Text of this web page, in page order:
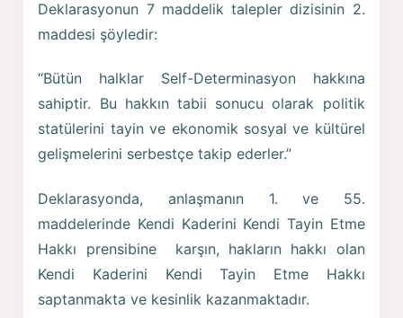
Deklarasyonun 7 maddelik talepler dizisinin 2.
maddesi şöyledir:
“Bütün halklar Self-Determinasyon hakkına
sahiptir. Bu hakkın tabii sonucu olarak politik
statülerini tayin ve ekonomik sosyal ve kültürel
gelişmelerini serbestçe takip ederler.”
Deklarasyonda, anlaşmanın 1. ve 55.
maddelerinde Kendi Kaderini Kendi Tayin Etme
Hakkı prensibine karşın, hakların hakkı olan
Kendi Kaderini Kendi Tayin Etme Hakkı
saptanmakta ve kesinlik kazanmaktadır.